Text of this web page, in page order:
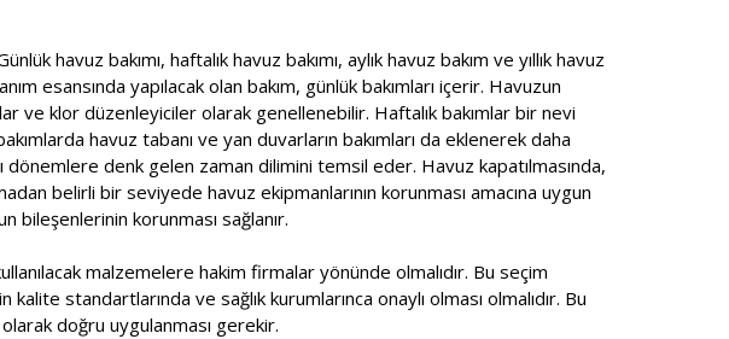
havuz bakımı, haftalık havuz bakımı, aylık havuz bakım ve yıllık havuz
esansında yapılacak olan bakım, günlük bakımları içerir. Havuzun
ve klor düzenleyiciler olarak genellenebilir. Haftalık bakımlar bir nevi
havuz tabanı ve yan duvarların bakımları da eklenerek daha
dönemlere denk gelen zaman dilimini temsil eder. Havuz kapatılmasında,
belirli bir seviyede havuz ekipmanlarının korunması amacına uygun
korunması sağlanır.
malzemelere hakim firmalar yönünde olmalıdır. Bu seçim
standartlarında ve sağlık kurumlarınca onaylı olması olmalıdır. Bu
doğru uygulanması gerekir.